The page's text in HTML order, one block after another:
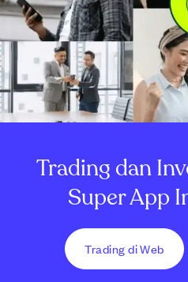
Trading dan
Super App
Trading di Web